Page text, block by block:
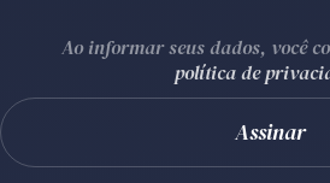
Ao informar seus dados, você
política de